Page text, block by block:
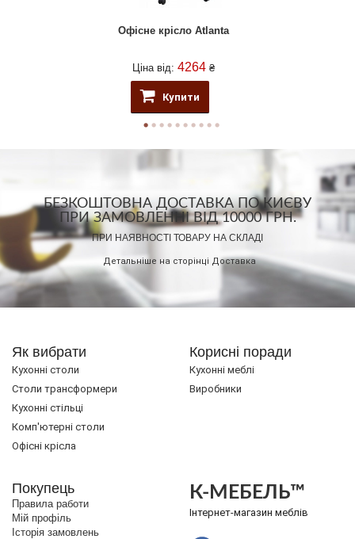
Офісне крісло Atlanta
Ціна від: 4264 ₴
Купити
БЕЗКОШТОВНА ДОСТАВКА ПО КИЄВУ
ПРИ ЗАМОВЛЕННІ ВІД 10000 ГРН.
ПРИ НАЯВНОСТІ ТОВАРУ НА СКЛАДІ
Детальніше на сторінці Доставка
Як вибрати
Кухонні столи
Cтоли трансформери
Кухонні стільці
Комп'ютерні столи
Офісні крісла
Корисні поради
Кухонні меблі
Виробники
Покупець
Правила работи
Мій профіль
Історія замовлень
К-МЕБЕЛЬ™
Інтернет-магазин меблів